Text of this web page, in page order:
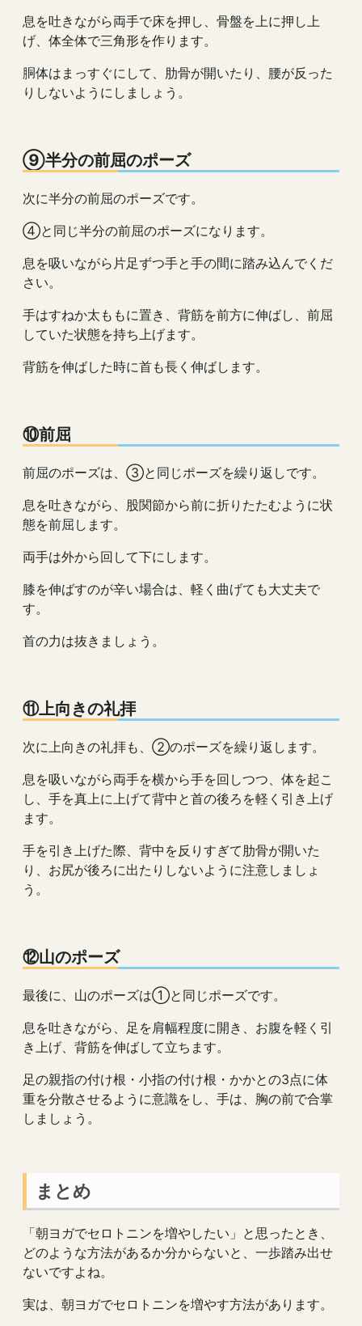
息を吐きながら両手で床を押し、骨盤を上に押し上
げ、体全体で三角形を作ります。
胴体はまっすぐにして、肋骨が開いたり、腰が反った
りしないようにしましょう。
⑨半分の前屈のポーズ
次に半分の前屈のポーズです。
④と同じ半分の前屈のポーズになります。
息を吸いながら片足ずつ手と手の間に踏み込んでくだ
さい。
手はすねか太ももに置き、背筋を前方に伸ばし、前屈
していた状態を持ち上げます。
背筋を伸ばした時に首も長く伸ばします。
⑩前屈
前屈のポーズは、③と同じポーズを繰り返しです。
息を吐きながら、股関節から前に折りたたむように状
態を前屈します。
両手は外から回して下にします。
膝を伸ばすのが辛い場合は、軽く曲げても大丈夫で
す。
首の力は抜きましょう。
⑪上向きの礼拝
次に上向きの礼拝も、②のポーズを繰り返します。
息を吸いながら両手を横から手を回しつつ、体を起こ
し、手を真上に上げて背中と首の後ろを軽く引き上げ
ます。
手を引き上げた際、背中を反りすぎて肋骨が開いた
り、お尻が後ろに出たりしないように注意しましょ
う。
⑫山のポーズ
最後に、山のポーズは①と同じポーズです。
息を吐きながら、足を肩幅程度に開き、お腹を軽く引
き上げ、背筋を伸ばして立ちます。
足の親指の付け根・小指の付け根・かかとの3点に体
重を分散させるように意識をし、手は、胸の前で合掌
しましょう。
まとめ
「朝ヨガでセロトニンを増やしたい」と思ったとき、
どのような方法があるか分からないと、一歩踏み出せ
ないですよね。
実は、朝ヨガでセロトニンを増やす方法があります。